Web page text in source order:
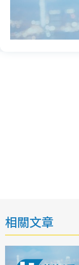
相關文章